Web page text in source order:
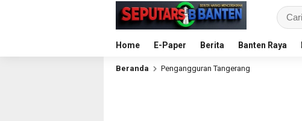
Home E-Paper Berita Banten Raya
Beranda Pengangguran Tangerang